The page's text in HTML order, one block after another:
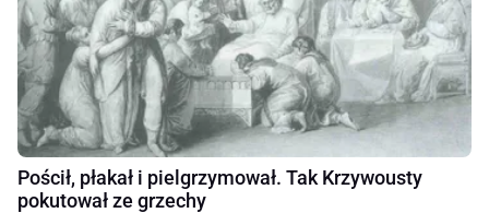
Pościł, płakał i pielgrzymował. Tak Krzywousty
pokutował ze grzechy